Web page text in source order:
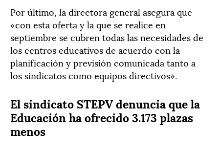
Por último, la directora general asegura que
«con esta oferta y la que se realice en
septiembre se cubren todas las necesidades de
los centros educativos de acuerdo con la
planificación y previsión comunicada tanto a
los sindicatos como equipos directivos».
El sindicato STEPV denuncia que la
Educación ha ofrecido 3.173 plazas
menos